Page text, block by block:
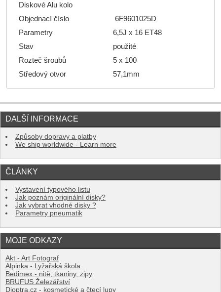
Diskové Alu kolo
Objednací číslo
6F9601025D
Parametry
6,5J x 16 ET48
Stav
použité
Rozteč šroubů
5 x 100
Středový otvor
57,1mm
DALŠÍ INFORMACE
Způsoby dopravy a platby
We ship worldwide - Learn more
ČLÁNKY
Vystavení typového listu
Jak poznám originální disky?
Jak vybrat vhodné disky ?
Parametry pneumatik
MOJE ODKAZY
Akt - Art Fotograf
Alpinka - Lyžařská škola
Bedimex - nitě, tkaniny, zipy
BRUFUS Železářství
Dioptra.cz - kosmetické a čtecí lupy